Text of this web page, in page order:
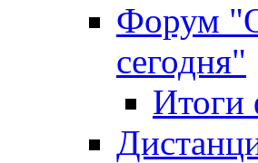
Форум
сегодня"
Итоги